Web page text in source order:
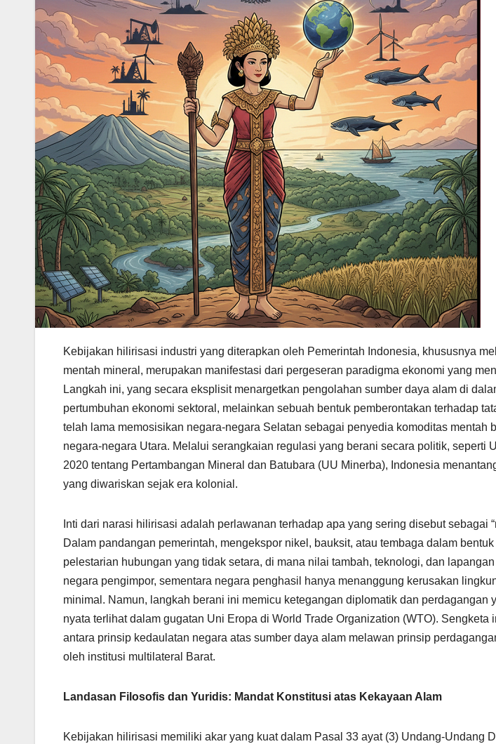
Kebijakan hilirisasi industri yang diterapkan oleh Pemerintah Indonesia, khususnya
mentah mineral, merupakan manifestasi dari pergeseran paradigma ekonomi yang
Langkah ini, yang secara eksplisit menargetkan pengolahan sumber daya alam di
pertumbuhan ekonomi sektoral, melainkan sebuah bentuk pemberontakan terhadap
telah lama memosisikan negara-negara Selatan sebagai penyedia komoditas mentah
negara-negara Utara. Melalui serangkaian regulasi yang berani secara politik, seperti
2020 tentang Pertambangan Mineral dan Batubara (UU Minerba), Indonesia
yang diwariskan sejak era kolonial.
Inti dari narasi hilirisasi adalah perlawanan terhadap apa yang sering disebut sebagai
Dalam pandangan pemerintah, mengekspor nikel, bauksit, atau tembaga dalam
pelestarian hubungan yang tidak setara, di mana nilai tambah, teknologi, dan
negara pengimpor, sementara negara penghasil hanya menanggung kerusakan
minimal. Namun, langkah berani ini memicu ketegangan diplomatik dan perdagangan
nyata terlihat dalam gugatan Uni Eropa di World Trade Organization (WTO). Sengketa
antara prinsip kedaulatan negara atas sumber daya alam melawan prinsip
oleh institusi multilateral Barat.
Landasan Filosofis dan Yuridis: Mandat Konstitusi atas Kekayaan Alam
Kebijakan hilirisasi memiliki akar yang kuat dalam Pasal 33 ayat (3) Undang-Undang